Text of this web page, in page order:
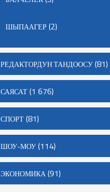
ШЫПААГЕР(2)
РЕДАКТОРДУН ТАНДООСУ(81)
САЯСАТ(1 676)
СПОРТ(81)
ШОУ-МОУ(114)
ЭКОНОМИКА(91)